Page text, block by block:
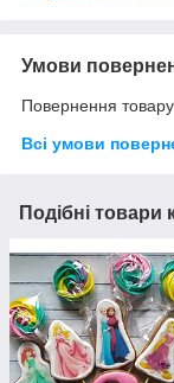
Умови
Повернення
Всі умови
Подібні товари